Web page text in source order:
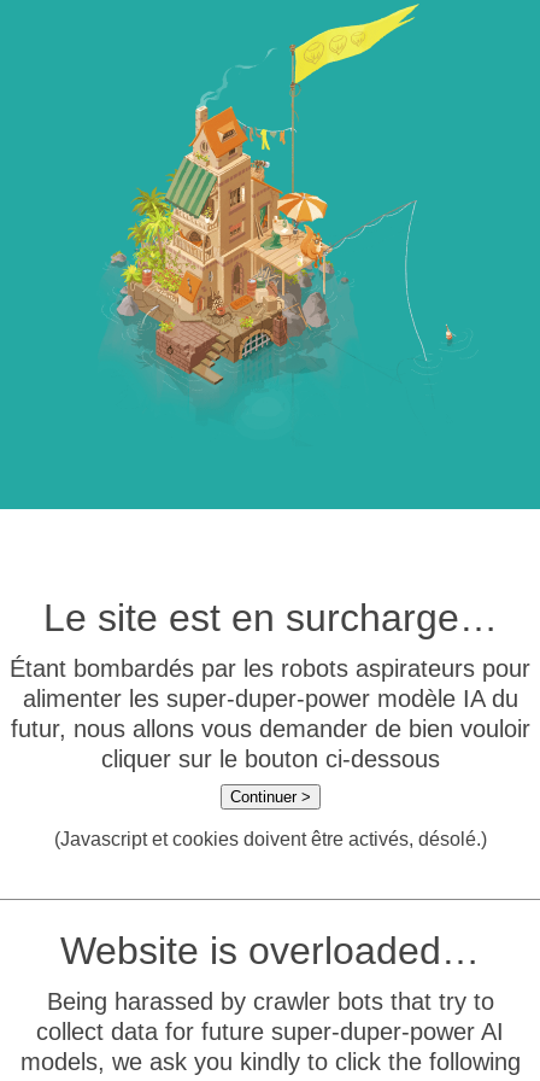
Le site est en surcharge…
Étant bombardés par les robots aspirateurs pour
alimenter les super-duper-power modèle IA du
futur, nous allons vous demander de bien vouloir
cliquer sur le bouton ci-dessous
Continuer >
(Javascript et cookies doivent être activés, désolé.)
Website is overloaded…
Being harassed by crawler bots that try to
collect data for future super-duper-power AI
models, we ask you kindly to click the following